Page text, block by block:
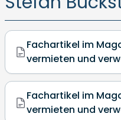
Fachartikel im
vermieten und
Fachartikel im
vermieten und